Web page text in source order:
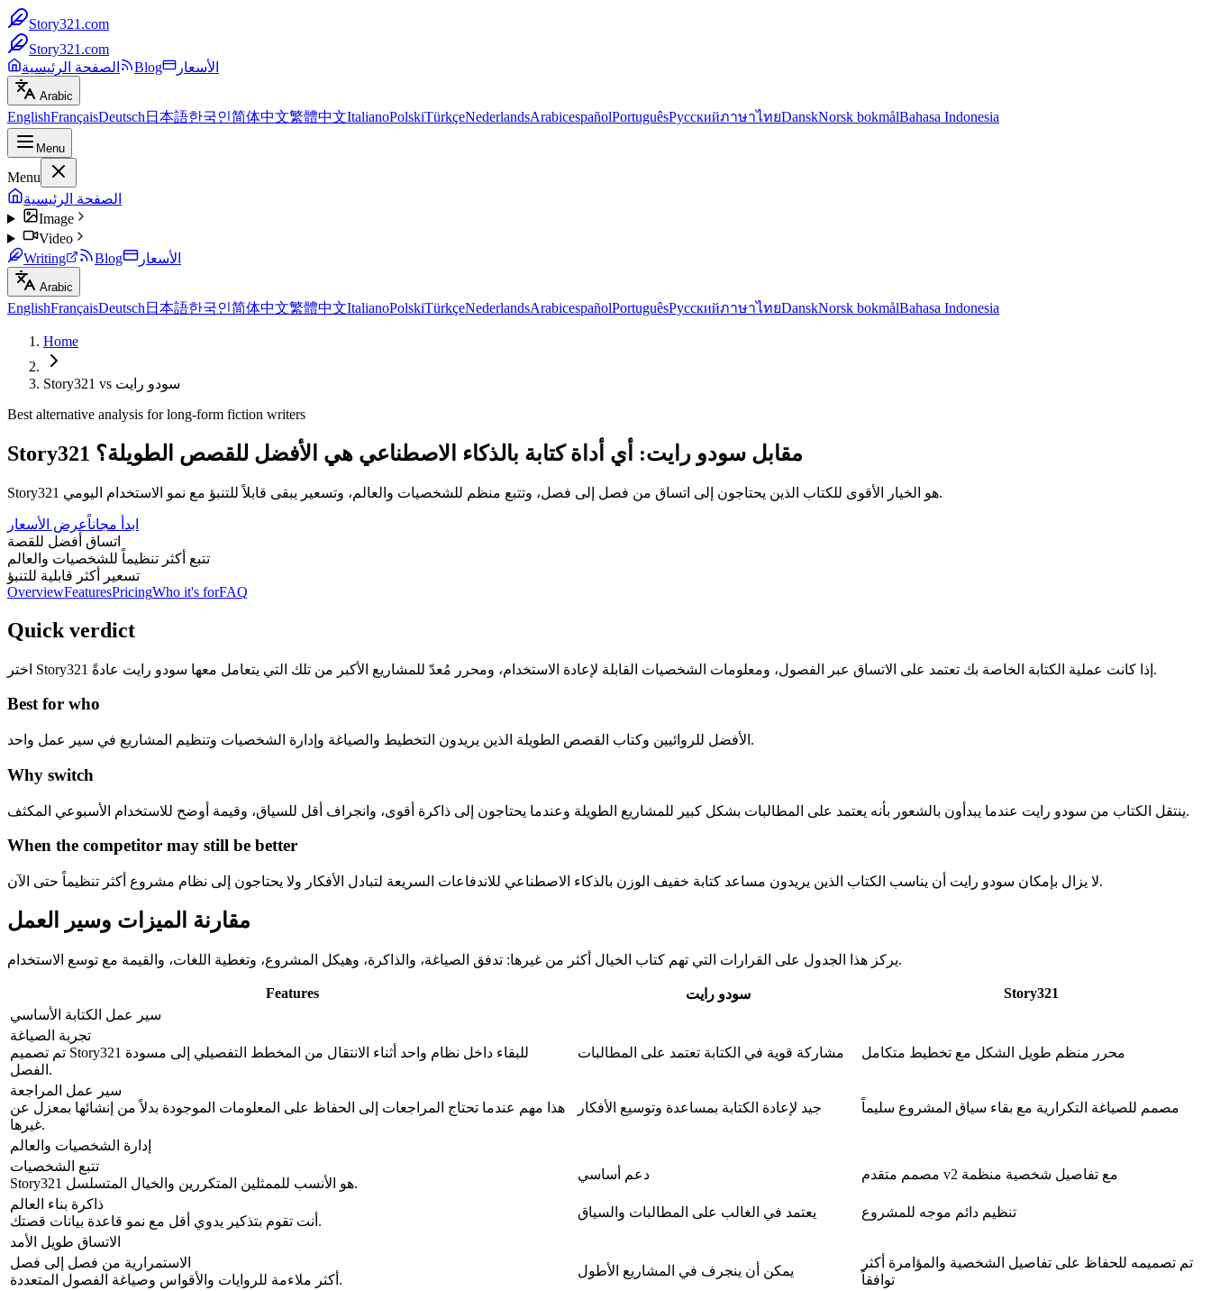
Story321.com
Story321.com
الصفحة الرئيسية
Blog الأسعار
Arabic
EnglishFrançaisDeutsch 日本語한국인简体中文繁體中文ItalianoPolskiTürkçeNederlandsArabicespañolPortuguêsРусскийภาษาไทยDanskNorsk bokmålBahasa Indonesia
Menu
Menu
الصفحة الرئيسية
Image
Video
Writing
Blog الأسعار
Arabic
EnglishFrançaisDeutsch 日本語한국인简体中文繁體中文ItalianoPolskiTürkçeNederlandsArabicespañolPortuguêsРусскийภาษาไทยDanskNorsk bokmålBahasa Indonesia
Home
Story321 vs سودو رايت
Best alternative analysis for long-form fiction writers
Story321 مقابل سودو رايت: أي أداة كتابة بالذكاء الاصطناعي هي الأفضل للقصص الطويلة؟
Story321 هو الخيار الأقوى للكتاب الذين يحتاجون إلى اتساق من فصل إلى فصل، وتتبع منظم للشخصيات والعالم، وتسعير يبقى قابلاً للتنبؤ مع نمو الاستخدام اليومي.
ابدأ مجاناًعرض الأسعار
اتساق أفضل للقصة
تتبع أكثر تنظيماً للشخصيات والعالم
تسعير أكثر قابلية للتنبؤ
OverviewFeaturesPricingWho it's forFAQ
Quick verdict
اختر Story321 إذا كانت عملية الكتابة الخاصة بك تعتمد على الاتساق عبر الفصول، ومعلومات الشخصيات القابلة لإعادة الاستخدام، ومحرر مُعدّ للمشاريع الأكبر من تلك التي يتعامل معها سودو رايت عادةً.
Best for who
الأفضل للروائيين وكتاب القصص الطويلة الذين يريدون التخطيط والصياغة وإدارة الشخصيات وتنظيم المشاريع في سير عمل واحد.
Why switch
ينتقل الكتاب من سودو رايت عندما يبدأون بالشعور بأنه يعتمد على المطالبات بشكل كبير للمشاريع الطويلة وعندما يحتاجون إلى ذاكرة أقوى، وانجراف أقل للسياق، وقيمة أوضح للاستخدام الأسبوعي المكثف.
When the competitor may still be better
لا يزال بإمكان سودو رايت أن يناسب الكتاب الذين يريدون مساعد كتابة خفيف الوزن بالذكاء الاصطناعي للاندفاعات السريعة لتبادل الأفكار ولا يحتاجون إلى نظام مشروع أكثر تنظيماً حتى الآن.
مقارنة الميزات وسير العمل
يركز هذا الجدول على القرارات التي تهم كتاب الخيال أكثر من غيرها: تدفق الصياغة، والذاكرة، وهيكل المشروع، وتغطية اللغات، والقيمة مع توسع الاستخدام.
Features سودو رايت
Story321
سير عمل الكتابة الأساسي
تجربة الصياغة
تم تصميم Story321 للبقاء داخل نظام واحد أثناء الانتقال من المخطط التفصيلي إلى مسودة
الفصل.
مشاركة قوية في الكتابة تعتمد على المطالبات محرر منظم طويل الشكل مع تخطيط متكامل
سير عمل المراجعة
هذا مهم عندما تحتاج المراجعات إلى الحفاظ على المعلومات الموجودة بدلاً من إنشائها بمعزل عن
غيرها.
جيد لإعادة الكتابة بمساعدة وتوسيع الأفكار مصمم للصياغة التكرارية مع بقاء سياق المشروع سليماً
إدارة الشخصيات والعالم
تتبع الشخصيات
Story321 هو الأنسب للممثلين المتكررين والخيال المتسلسل.
دعم أساسي
مصمم متقدم v2 مع تفاصيل شخصية منظمة
ذاكرة بناء العالم
أنت تقوم بتذكير يدوي أقل مع نمو قاعدة بيانات قصتك.
يعتمد في الغالب على المطالبات والسياق
تنظيم دائم موجه للمشروع
الاتساق طويل الأمد
الاستمرارية من فصل إلى فصل
أكثر ملاءمة للروايات والأقواس وصياغة الفصول المتعددة.
يمكن أن ينجرف في المشاريع الأطول
تم تصميمه للحفاظ على تفاصيل الشخصية والمؤامرة أكثر
توافقاً